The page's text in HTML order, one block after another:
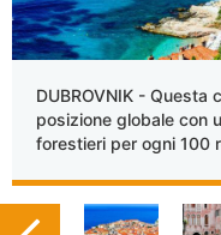
DUBROVNIK - Questa
posizione globale con
forestieri per ogni 100